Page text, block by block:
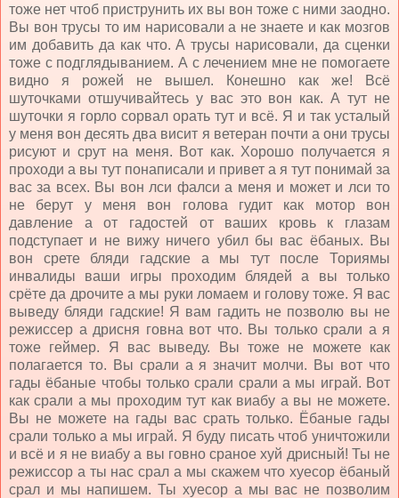
тоже нет чтоб приструнить их вы вон тоже с ними заодно.
Вы вон трусы то им нарисовали а не знаете и как мозгов
им добавить да как что. А трусы нарисовали, да сценки
тоже с подглядыванием. А с лечением мне не помогаете
видно я рожей не вышел. Конешно как же! Всё
шуточками отшучивайтесь у вас это вон как. А тут не
шуточки я горло сорвал орать тут и всё. Я и так усталый
у меня вон десять два висит я ветеран почти а они трусы
рисуют и срут на меня. Вот как. Хорошо получается я
проходи а вы тут понаписали и привет а я тут понимай за
вас за всех. Вы вон лси фалси а меня и может и лси то
не берут у меня вон голова гудит как мотор вон
давление а от гадостей от ваших кровь к глазам
подступает и не вижу ничего убил бы вас ёбаных. Вы
вон срете бляди гадские а мы тут после Ториямы
инвалиды ваши игры проходим блядей а вы только
срёте да дрочите а мы руки ломаем и голову тоже. Я вас
выведу бляди гадские! Я вам гадить не позволю вы не
режиссер а дрисня говна вот что. Вы только срали а я
тоже геймер. Я вас выведу. Вы тоже не можете как
полагается то. Вы срали а я значит молчи. Вы вот что
гады ёбаные чтобы только срали срали а мы играй. Вот
как срали а мы проходим тут как виабу а вы не можете.
Вы не можете на гады вас срать только. Ёбаные гады
срали только а мы играй. Я буду писать чтоб уничтожили
и всё и я не виабу а вы говно сраное хуй дрисный! Ты не
режиссор а ты нас срал а мы скажем что хуесор ёбаный
срал и мы напишем. Ты хуесор а мы вас не позволим